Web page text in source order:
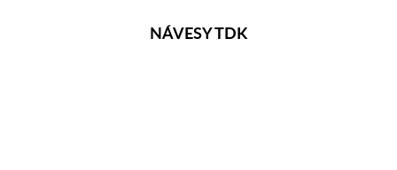
NÁVESY TDK